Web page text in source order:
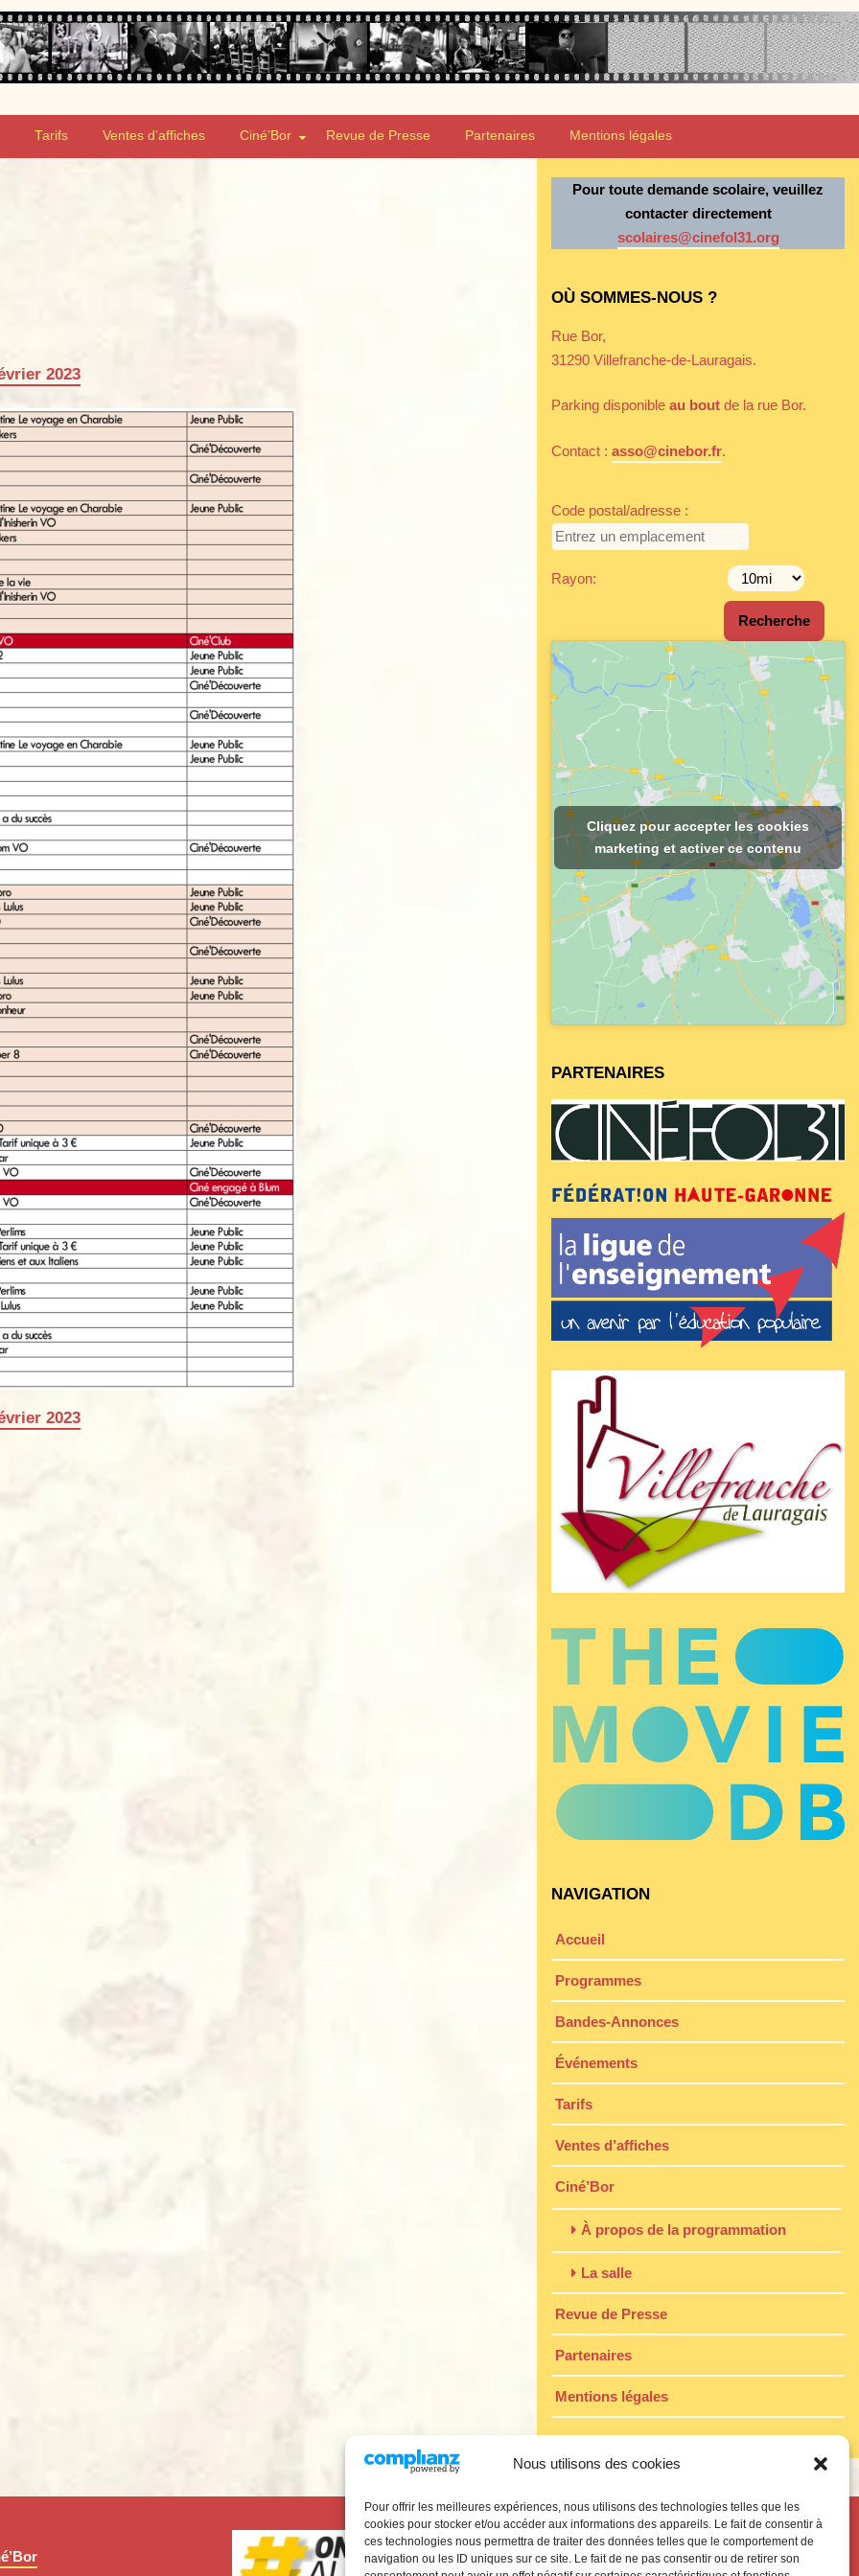
Nous utilisons des cookies
Pour offrir les meilleures expériences, nous utilisons des technologies telles que les
cookies pour stocker et/ou accéder aux informations des appareils. Le fait de consentir à
ces technologies nous permettra de traiter des données telles que le comportement de
navigation ou les ID uniques sur ce site. Le fait de ne pas consentir ou de retirer son
Tarifs Ventes d’affiches Ciné’Bor Revue de Presse Partenaires Mentions légales
2023
2023
Pour toute demande scolaire, veuillez
contacter directement
scolaires@cinefol31.org
OÙ SOMMES-NOUS ?
Rue Bor,
31290 Villefranche-de-Lauragais.
Parking disponible au bout de la rue Bor.
Contact : asso@cinebor.fr.
Code postal/adresse :
Rayon:
Cliquez pour accepter les cookies
marketing et activer ce contenu
PARTENAIRES
NAVIGATION
Accueil
Programmes
Bandes-Annonces
Événements
Tarifs
Ventes d’affiches
Ciné’Bor
À propos de la programmation
La salle
Revue de Presse
Partenaires
Mentions légales